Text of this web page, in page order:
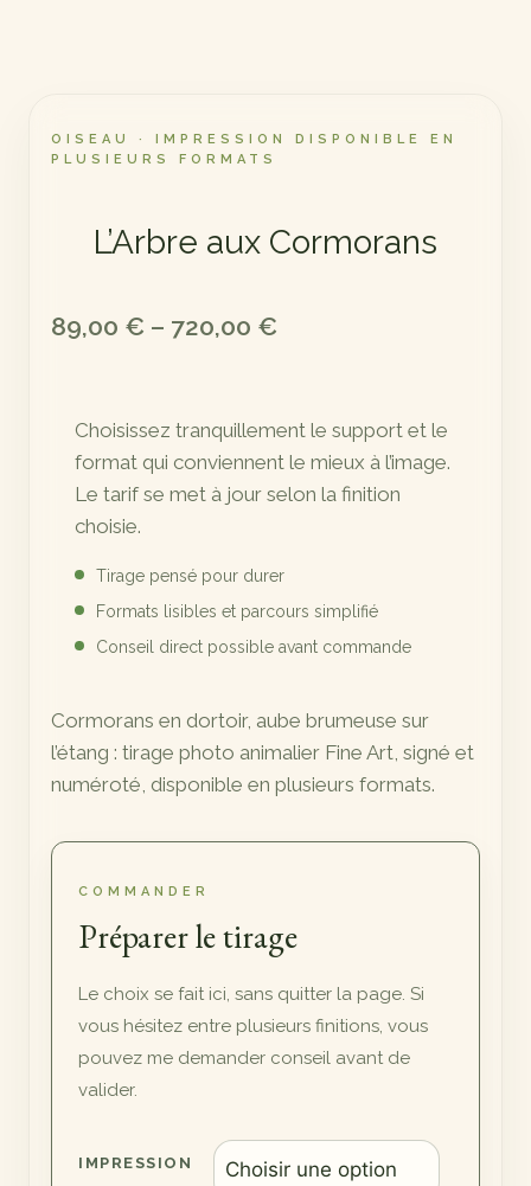
OISEAU · IMPRESSION DISPONIBLE EN
PLUSIEURS FORMATS
L’Arbre aux Cormorans
89,00 € – 720,00 €
Plage
89,00 €
720,00 €
Choisissez tranquillement le support et le
format qui conviennent le mieux à l’image.
Le tarif se met à jour selon la finition
choisie.
Tirage pensé pour durer
Formats lisibles et parcours simplifié
Conseil direct possible avant commande
Cormorans en dortoir, aube brumeuse sur
l’étang : tirage photo animalier Fine Art, signé et
numéroté, disponible en plusieurs formats.
COMMANDER
Préparer le tirage
Le choix se fait ici, sans quitter la page. Si
vous hésitez entre plusieurs finitions, vous
pouvez me demander conseil avant de
valider.
IMPRESSION